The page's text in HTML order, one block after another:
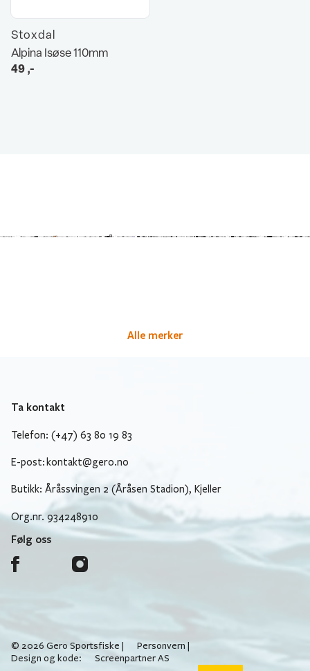
Stoxdal
Alpina Isøse 110mm
49,-
Alle merker
Ta kontakt
Telefon: (+47) 63 80 19 83
E-post: kontakt@gero.no
Butikk: Åråssvingen 2 (Åråsen Stadion), Kjeller
Org.nr. 934248910
Følg oss
© 2026 Gero Sportsfiske | Personvern |
Design og kode:
Screenpartner AS